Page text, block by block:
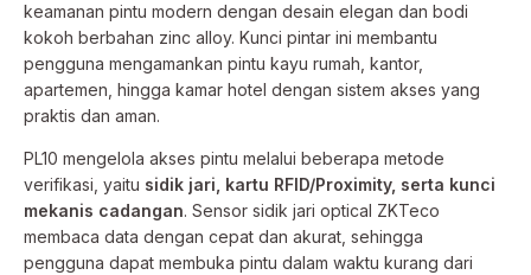
keamanan pintu modern dengan desain elegan dan bodi
kokoh berbahan zinc alloy. Kunci pintar ini membantu
pengguna mengamankan pintu kayu rumah, kantor,
apartemen, hingga kamar hotel dengan sistem akses yang
praktis dan aman.
PL10 mengelola akses pintu melalui beberapa metode
verifikasi, yaitu sidik jari, kartu RFID/Proximity, serta kunci
mekanis cadangan. Sensor sidik jari optical ZKTeco
membaca data dengan cepat dan akurat, sehingga
pengguna dapat membuka pintu dalam waktu kurang dari